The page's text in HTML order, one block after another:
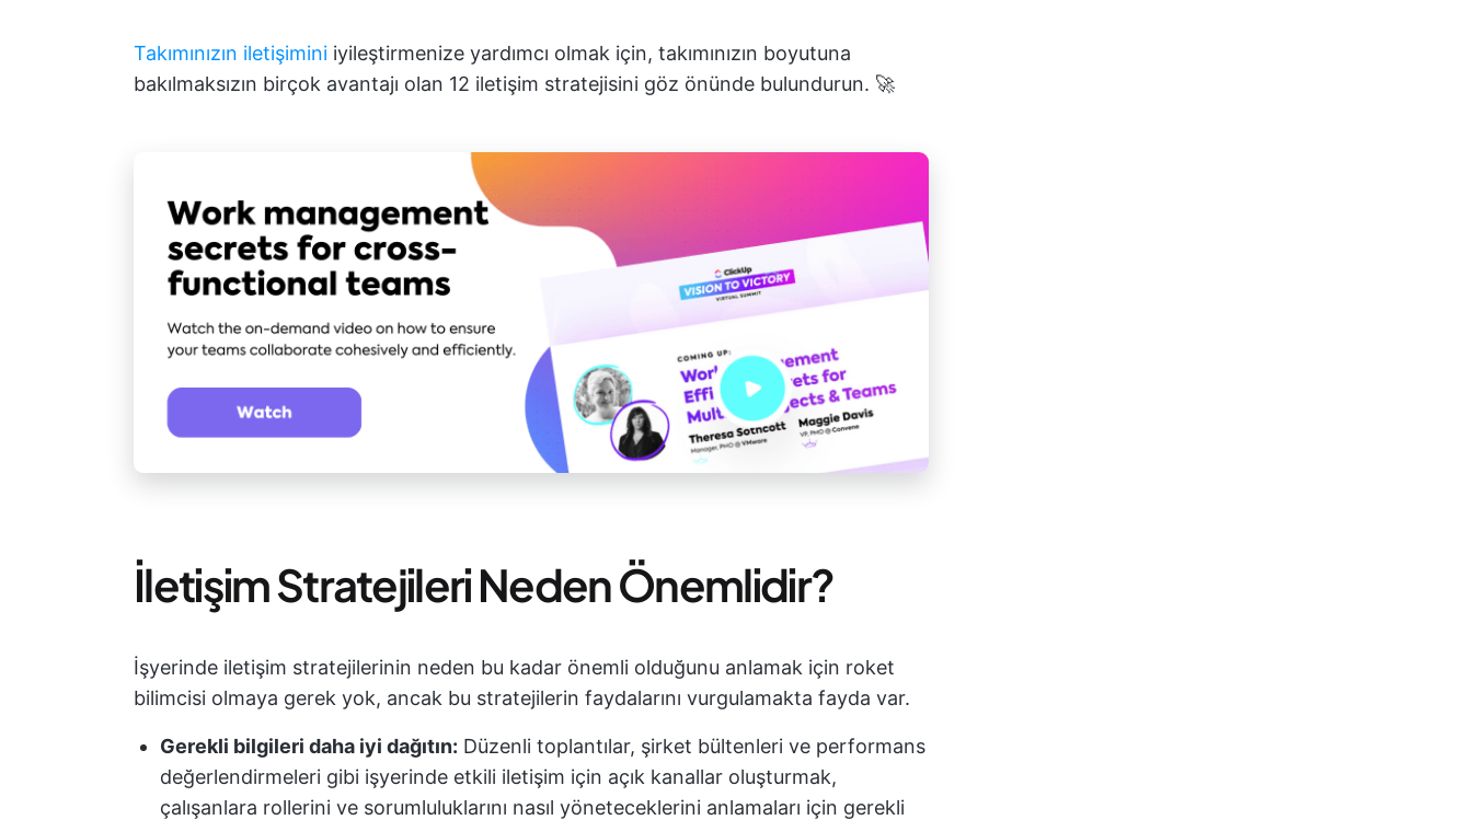
Takımınızın iletişimini iyileştirmenize yardımcı olmak için, takımınızın boyutuna
bakılmaksızın birçok avantajı olan 12 iletişim stratejisini göz önünde bulundurun. 🚀
İletişim Stratejileri Neden Önemlidir?
İşyerinde iletişim stratejilerinin neden bu kadar önemli olduğunu anlamak için roket
bilimcisi olmaya gerek yok, ancak bu stratejilerin faydalarını vurgulamakta fayda var.
Gerekli bilgileri daha iyi dağıtın: Düzenli toplantılar, şirket bültenleri ve performans
değerlendirmeleri gibi işyerinde etkili iletişim için açık kanallar oluşturmak,
çalışanlara rollerini ve sorumluluklarını nasıl yöneteceklerini anlamaları için gerekli